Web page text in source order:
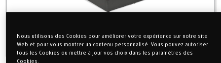
Notice de montage du Sommier Copenhague
Nous utilisons des Cookies pour améliorer votre expérience sur notre site
Web et pour vous montrer un contenu personnalisé. Vous pouvez autoriser
tous les Cookies ou mettre à jour vos choix dans les paramètres des
Cookies.